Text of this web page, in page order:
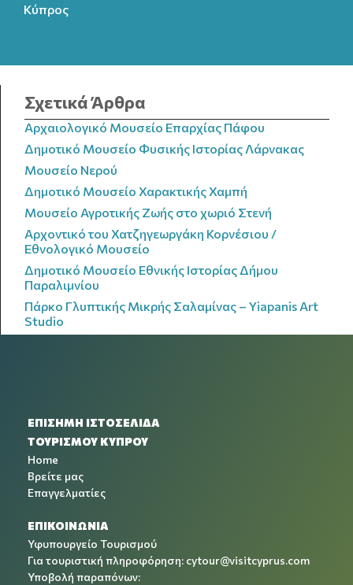
Κύπρος
Σχετικά Άρθρα
Αρχαιολογικό Μουσείο Επαρχίας Πάφου
Δημοτικό Μουσείο Φυσικής Ιστορίας Λάρνακας
Μουσείο Νερού
Δημοτικό Μουσείο Χαρακτικής Χαμπή
Μουσείο Αγροτικής Ζωής στο χωριό Στενή
Αρχοντικό του Χατζηγεωργάκη Κορνέσιου /
Εθνολογικό Μουσείο
Δημοτικό Μουσείο Εθνικής Ιστορίας Δήμου
Παραλιμνίου
Πάρκο Γλυπτικής Μικρής Σαλαμίνας – Yiapanis Art
Studio
ΕΠΙΣΗΜΗ ΙΣΤΟΣΕΛΙΔΑ
ΤΟΥΡΙΣΜΟΥ ΚΥΠΡΟΥ
Home
Βρείτε μας
Επαγγελματίες
ΕΠΙΚΟΙΝΩΝΙΑ
Υφυπουργείο Τουρισμού
Για τουριστική πληροφόρηση: cytour@visitcyprus.com
Υποβολή παραπόνων: